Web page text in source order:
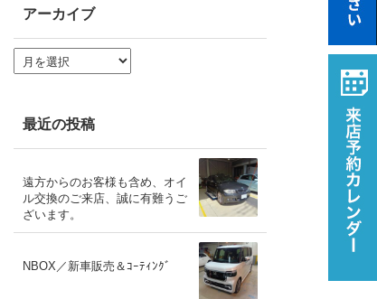
アーカイブ
ア
ー
ブ
最近の投稿
遠方からのお客様も含め、オイ
ル交換のご来店、誠に有難うご
ざいます。
NBOX／新車販売＆ｺｰﾃｨﾝｸﾞ